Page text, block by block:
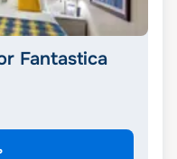
Fantastica